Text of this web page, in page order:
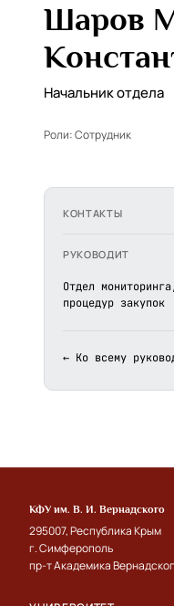
Шаров
Начальник отдела
Роли:Сотрудник
КОНТАКТЫ
РУКОВОДИТ
Отдел
процедур закупок
← Ко всему
КФУ им. В. И. Вернадского
295007, Республика Крым
г. Симферополь
пр-т Академика